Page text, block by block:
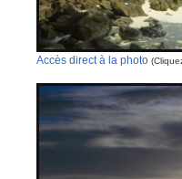
Accès direct à la photo